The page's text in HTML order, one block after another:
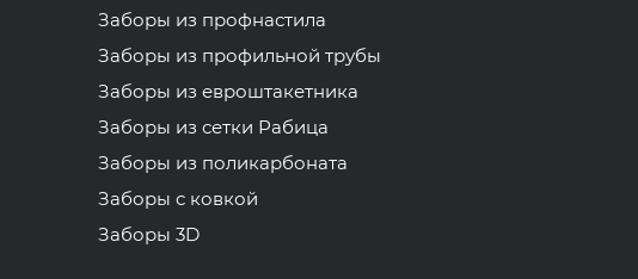
Заборы из профнастила
Заборы из профильной трубы
Заборы из евроштакетника
Заборы из сетки Рабица
Заборы из поликарбоната
Заборы с ковкой
Заборы 3D